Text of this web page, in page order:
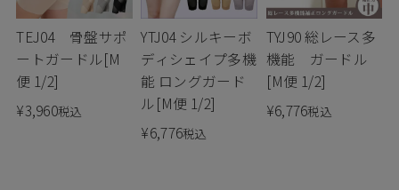
TEJ04 骨盤サポ
ートガードル[M
便 1/2]
¥3,960税込
YTJ04 シルキーボ
ディシェイプ多機
能 ロングガード
ル[M便 1/2]
¥6,776税込
TYJ90 総レース多
機能 ガードル
[M便 1/2]
¥6,776税込